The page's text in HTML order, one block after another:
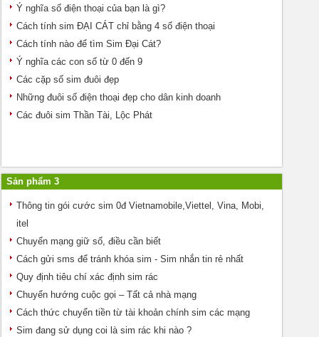
Ý nghĩa số điện thoại của bạn là gì?
Cách tính sim ĐẠI CÁT chỉ bằng 4 số điện thoại
Cách tính nào để tìm Sim Đại Cát?
Ý nghĩa các con số từ 0 đến 9
Các cặp số sim đuôi đẹp
Những đuôi số điện thoại đẹp cho dân kinh doanh
Các đuôi sim Thần Tài, Lộc Phát
Sản phẩm 3
Thông tin gói cước sim 0đ Vietnamobile,Viettel, Vina, Mobi,
itel
Chuyển mạng giữ số, điều cần biết
Cách gửi sms để tránh khóa sim - Sim nhắn tin rẻ nhất
Quy định tiêu chí xác định sim rác
Chuyển hướng cuộc gọi – Tất cả nhà mạng
Cách thức chuyển tiền từ tài khoản chính sim các mạng
Sim đang sử dụng coi là sim rác khi nào ?